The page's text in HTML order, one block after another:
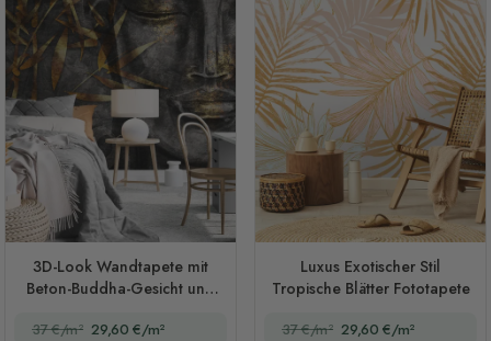
3D-Look Wandtapete mit
Beton-Buddha-Gesicht und
37 €/m² 29,60 €/m²
Luxus Exotischer Stil
Tropische Blätter Fototapete
37 €/m² 29,60 €/m²